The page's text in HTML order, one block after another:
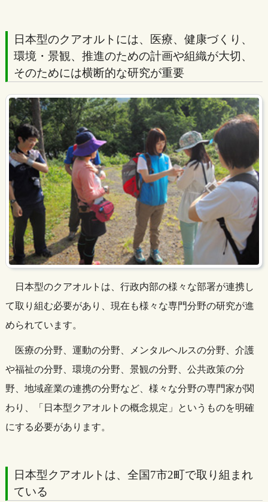
日本型のクアオルトには、医療、健康づくり、
環境・景観、推進のための計画や組織が大切、
そのためには横断的な研究が重要
日本型のクアオルトは、行政内部の様々な部署が連携し
て取り組む必要があり、現在も様々な専門分野の研究が進
められています。
医療の分野、運動の分野、メンタルヘルスの分野、介護
や福祉の分野、環境の分野、景観の分野、公共政策の分
野、地域産業の連携の分野など、様々な分野の専門家が関
わり、「日本型クアオルトの概念規定」というものを明確
にする必要があります。
日本型クアオルトは、全国7市2町で取り組まれ
ている